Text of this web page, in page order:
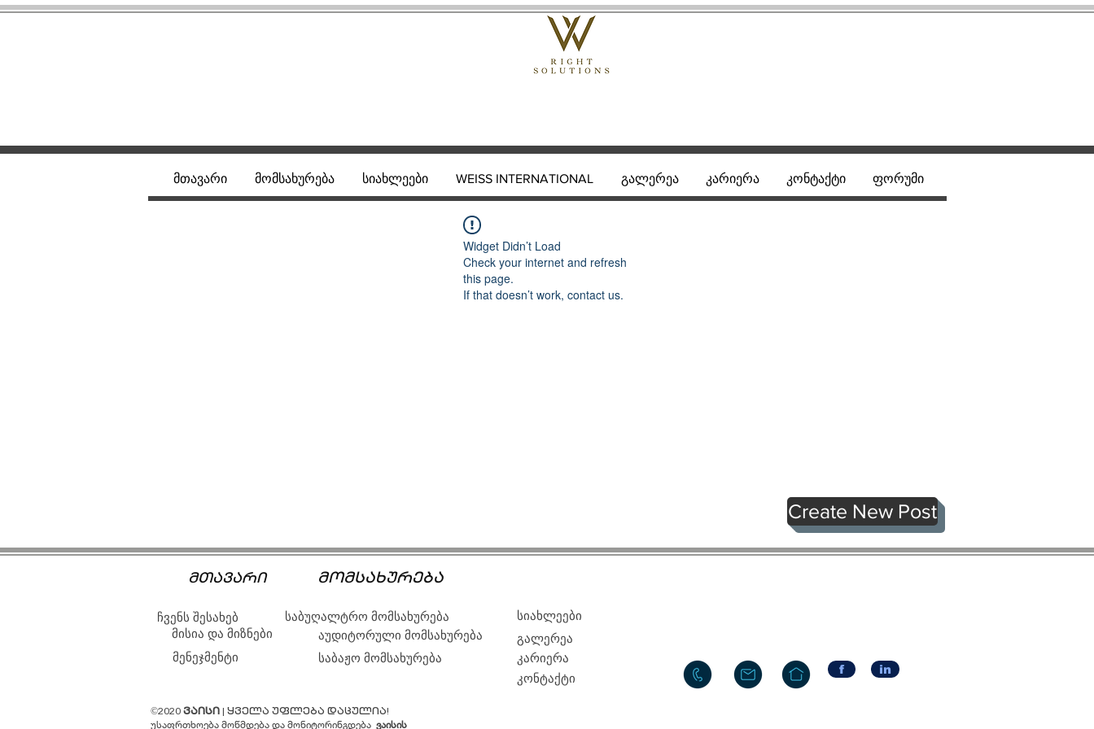
Widget Didn’t Load
Check your internet and refresh
this page.
If that doesn’t work, contact us.
Create New Post
მთავარი მომსახურება სიახლეები WEISS INTERNATIONAL გალერეა კარიერა კონტაქტი ფორუმი
მთავარი მომსახურება
ჩვენს შესახებ
მისია და მიზნები
საბუღალტრო მომსახურება
აუდიტორული მომსახურება
მენეჯმენტი
საბაჟო მომსახურება
სიახლეები
გალერეა
კარიერა
კონტაქტი
f in
©2020 ვაისი | ყველა უფლება დაცულია!
უსაფრთხოება მოწმდება და მონიტორინგდება ვაისის